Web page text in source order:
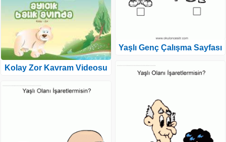
Kolay Zor Kavram Videosu
Yaşlı Genç Çalışma Sayfası